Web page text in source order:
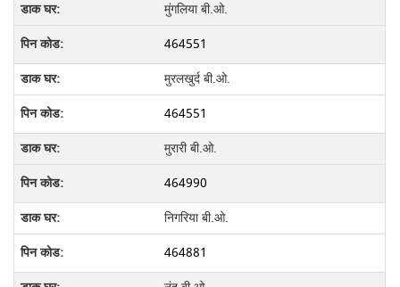
मुंगलिया बी.ओ.
464551
मुरलखुर्द बी.ओ.
464551
मुरारी बी.ओ.
464990
निगरिया बी.ओ.
464881